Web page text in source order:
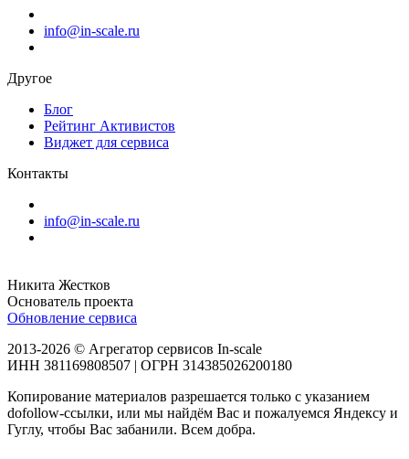
info@in-scale.ru
Другое
Блог
Рейтинг Активистов
Виджет для сервиса
Контакты
info@in-scale.ru
Никита Жестков
Основатель проекта
Обновление сервиса
2013-2026 © Агрегатор сервисов In-scale
ИНН 381169808507 | ОГРН 314385026200180
Копирование материалов разрешается только с указанием
dofollow-ссылки, или мы найдём Вас и пожалуемся Яндексу и
Гуглу, чтобы Вас забанили. Всем добра.